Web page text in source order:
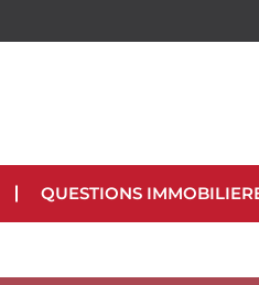
QUESTIONS